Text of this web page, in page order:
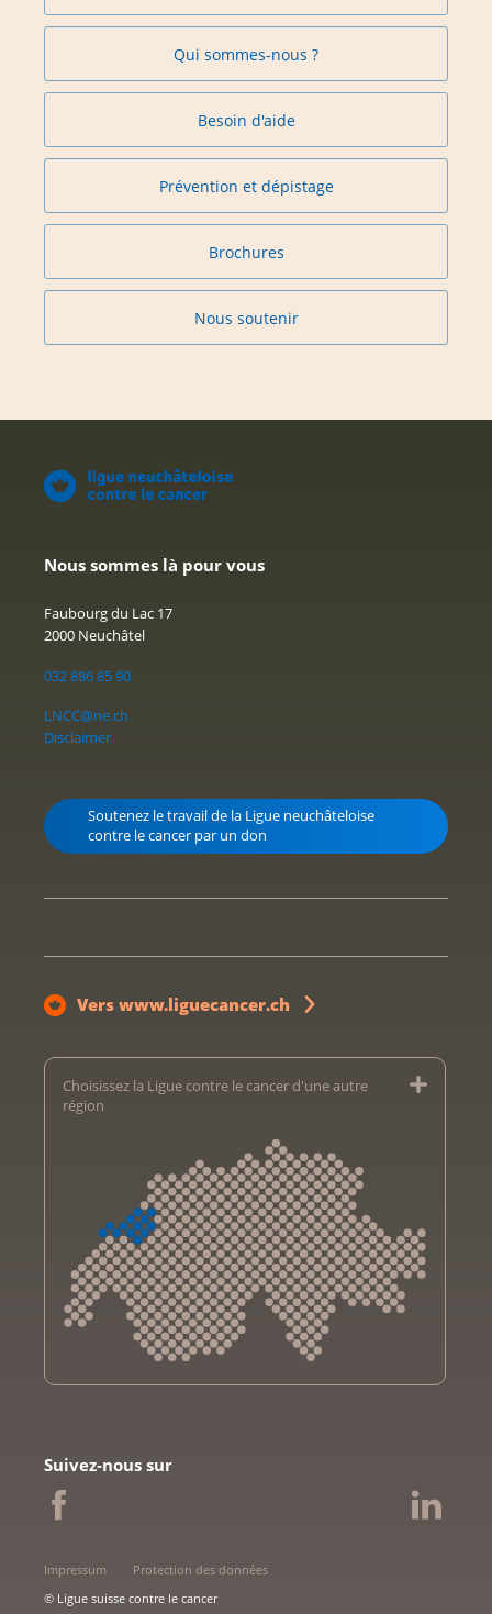
Qui sommes-nous ?
Besoin d'aide
Prévention et dépistage
Brochures
Nous soutenir
Nous sommes là pour vous
Faubourg du Lac 17
2000 Neuchâtel
032 886 85 90
LNCC@ne.ch
Disclaimer
Soutenez le travail de la Ligue neuchâteloise
contre le cancer par un don
Vers www.liguecancer.ch
Choisissez la Ligue contre le cancer d'une autre
région
Ligue bernoise contre le cancer
Ligue fribourgeoise contre le cancer
Krebsliga Graubünden
Ligue jurassienne contre le cancer
Suivez-nous sur
Impressum
Protection des données
© Ligue suisse contre le cancer